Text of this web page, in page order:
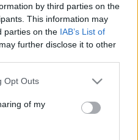
by third parties on the
This information may
parties on the IAB’s List of
further disclose it to other
uses one or more Google
behaviour. You may click to
and its third-party tags to
purposes in below Google
Opt Outs
of my
jelent az 5. blokk új